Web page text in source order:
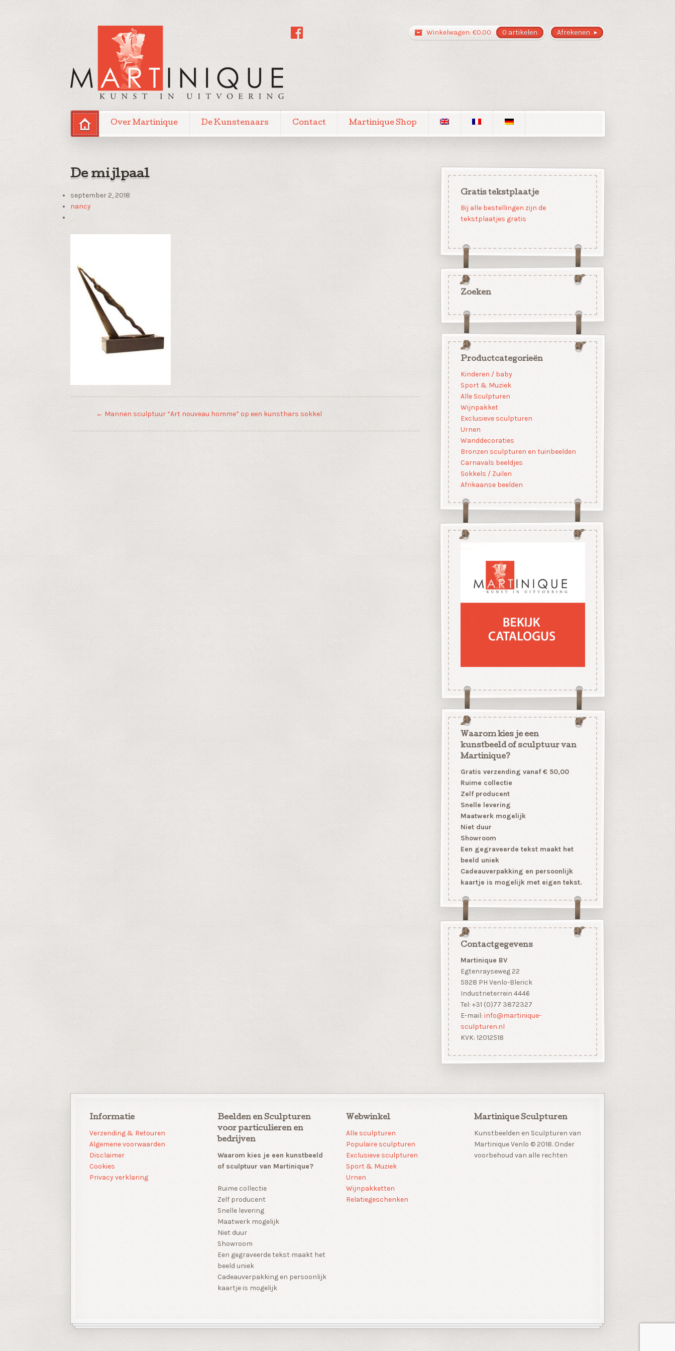
Afrekenen
Winkelwagen: €0.00 0 artikelen
Over Martinique De Kunstenaars Contact Martinique Shop
De mijlpaal
september 2, 2018
nancy
← Mannen sculptuur “Art nouveau homme” op een kunsthars sokkel
Gratis tekstplaatje
Bij alle bestellingen zijn de
tekstplaatjes gratis
Zoeken
Productcategorieën
Kinderen / baby
Sport & Muziek
Alle Sculpturen
Wijnpakket
Exclusieve sculpturen
Urnen
Wanddecoraties
Bronzen sculpturen en tuinbeelden
Carnavals beeldjes
Sokkels / Zuilen
Afrikaanse beelden
Waarom kies je een
kunstbeeld of sculptuur van
Martinique?
Gratis verzending vanaf € 50,00
Ruime collectie
Zelf producent
Snelle levering
Maatwerk mogelijk
Niet duur
Showroom
Een gegraveerde tekst maakt het
beeld uniek
Cadeauverpakking en persoonlijk
kaartje is mogelijk met eigen tekst.
Contactgegevens
Martinique BV
Egtenrayseweg 22
5928 PH Venlo-Blerick
Industrieterrein 4446
Tel: +31 (0)77 3872327
E-mail: info@martinique-
sculpturen.nl
KVK: 12012518
Informatie
Verzending & Retouren
Algemene voorwaarden
Disclaimer
Cookies
Privacy verklaring
Beelden en Sculpturen
voor particulieren en
bedrijven
Waarom kies je een kunstbeeld
of sculptuur van Martinique?
Ruime collectie
Zelf producent
Snelle levering
Maatwerk mogelijk
Niet duur
Showroom
Een gegraveerde tekst maakt het
beeld uniek
Cadeauverpakking en persoonlijk
kaartje is mogelijk
Webwinkel
Alle sculpturen
Populaire sculpturen
Exclusieve sculpturen
Sport & Muziek
Urnen
Wijnpakketten
Relatiegeschenken
Martinique Sculpturen
Kunstbeelden en Sculpturen van
Martinique Venlo © 2018. Onder
voorbehoud van alle rechten